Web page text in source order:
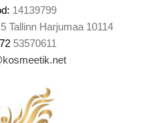
14139799
Tallinn Harjumaa 10114
53570611